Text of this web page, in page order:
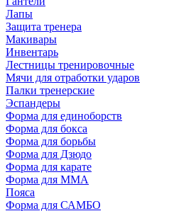
Лапы
Защита тренера
Макивары
Инвентарь
Лестницы тренировочные
Мячи для отработки ударов
Палки тренерские
Эспандеры
Форма для единоборств
Форма для бокса
Форма для борьбы
Форма для Дзюдо
Форма для карате
Форма для MMA
Пояса
Форма для САМБО